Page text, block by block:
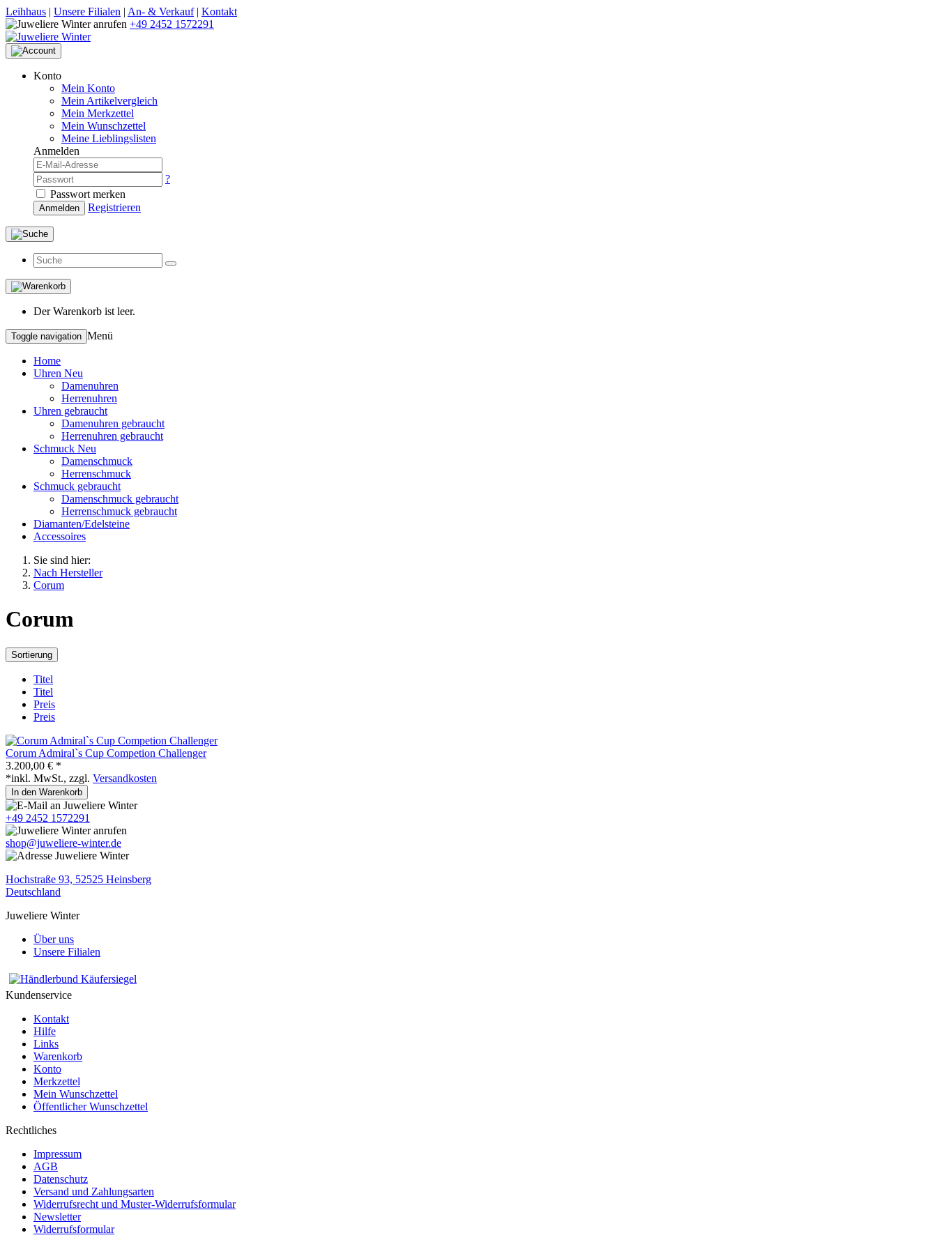
Leihhaus | Unsere Filialen | An- & Verkauf| Kontakt
+49 2452 1572291
Konto
Mein Konto
Mein Artikelvergleich
Mein Merkzettel
Mein Wunschzettel
Meine Lieblingslisten
Anmelden
?
Passwort merken
Anmelden Registrieren
Der Warenkorb ist leer.
Toggle navigation Menü
Home
Uhren Neu
Damenuhren
Herrenuhren
Uhren gebraucht
Damenuhren gebraucht
Herrenuhren gebraucht
Schmuck Neu
Damenschmuck
Herrenschmuck
Schmuck gebraucht
Damenschmuck gebraucht
Herrenschmuck gebraucht
Diamanten/Edelsteine
Accessoires
Sie sind hier:
Nach Hersteller
Corum
Corum
Sortierung
Titel
Titel
Preis
Preis
Corum Admiral`s Cup Competion Challenger
3.200,00 € *
*inkl. MwSt., zzgl. Versandkosten
In den Warenkorb
+49 2452 1572291
shop@juweliere-winter.de
Hochstraße 93, 52525 Heinsberg
Deutschland
Juweliere Winter
Über uns
Unsere Filialen
Kundenservice
Kontakt
Hilfe
Links
Warenkorb
Konto
Merkzettel
Mein Wunschzettel
Öffentlicher Wunschzettel
Rechtliches
Impressum
AGB
Datenschutz
Versand und Zahlungsarten
Widerrufsrecht und Muster-Widerrufsformular
Newsletter
Widerrufsformular